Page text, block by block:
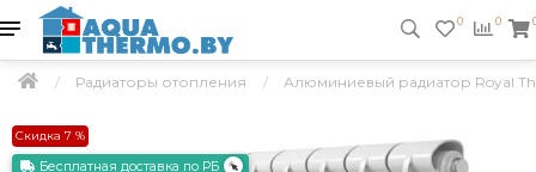
0 0
Радиаторы отопления Алюминиевый радиатор Royal
Скидка 7 %
Бесплатная доставка по РБ